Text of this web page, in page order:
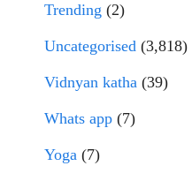
Trending (2)
Uncategorised (3,818)
Vidnyan katha (39)
Whats app (7)
Yoga (7)